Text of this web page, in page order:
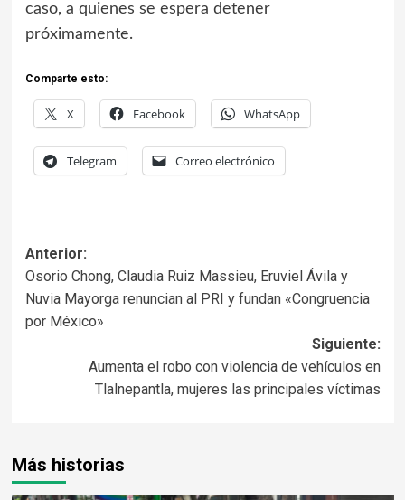
caso, a quienes se espera detener
próximamente.
Comparte esto:
X Facebook WhatsApp
Telegram Correo electrónico
Anterior:
Osorio Chong, Claudia Ruiz Massieu, Eruviel Ávila y
Nuvia Mayorga renuncian al PRI y fundan «Congruencia
por México»
Siguiente:
Aumenta el robo con violencia de vehículos en
Tlalnepantla, mujeres las principales víctimas
Más historias